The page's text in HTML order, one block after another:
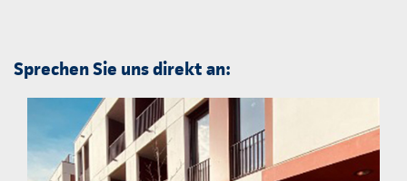
Sprechen Sie uns direkt an: